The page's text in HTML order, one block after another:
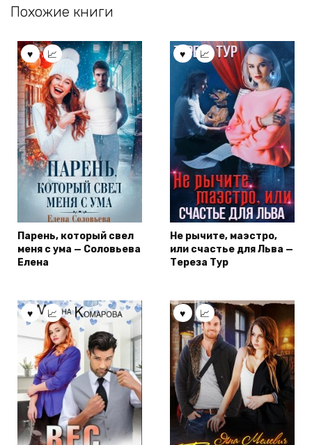
Похожие книги
Парень, который свел
меня с ума — Соловьева
Елена
Не рычите, маэстро,
или счастье для Льва —
Тереза Тур